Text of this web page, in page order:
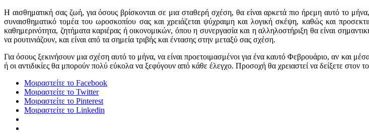
Η αισθηματική σας ζωή, για όσους βρίσκονται σε μια σταθερή σχέση, θα είναι αρκετά πιο ήρεμη αυτό το
συναισθηματικό τομέα του ωροσκοπίου σας και χρειάζεται ψύχραιμη και λογική σκέψη, καθώς και
καθημερινότητα, ζητήματα καριέρας ή οικονομικών, όπου η συνεργασία και η αλληλοστήριξη θα είναι
να ρουτινιάζουν, και είναι από τα σημεία τριβής και έντασης στην μεταξύ σας σχέση.
Για όσους ξεκινήσουν μια σχέση αυτό το μήνα, να είναι προετοιμασμένοι για ένα καυτό Φεβρουάριο, αν και
ή οι αντιδικίες θα μπορούν πολύ εύκολα να ξεφύγουν από κάθε έλεγχο. Προσοχή θα χρειαστεί να δείξετε
Μοιραστείτε το Facebook
Μοιραστείτε το Twitter
Μοιραστείτε το Pinterest
Μοιραστείτε το Linkedin